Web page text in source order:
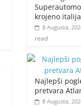
krojeno
8 Augusta,
read
Najlepši
pretvara
8 Augusta,